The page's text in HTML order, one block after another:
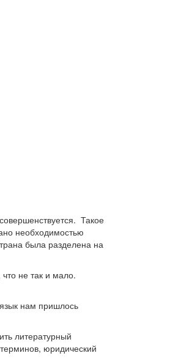
Такое
необходимостью
была разделена на
не так и мало.
нам пришлось
литературный
юридический